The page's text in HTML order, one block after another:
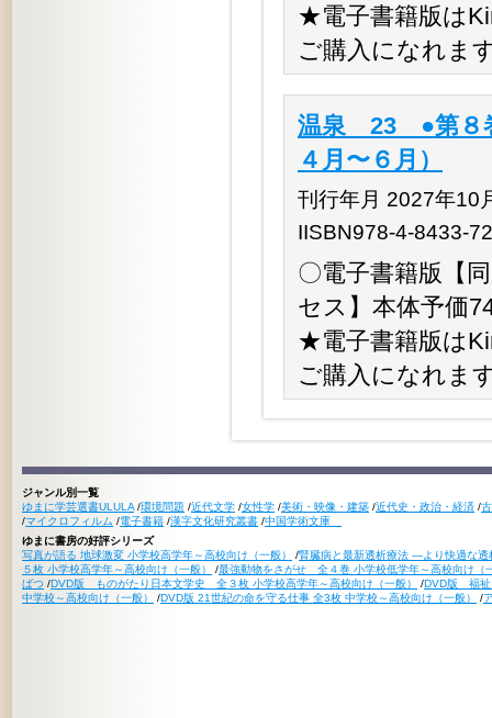
★電子書籍版は
ご購入になれま
温泉 23 ●第８巻
４月〜６月）
刊行年月 2027年10
IISBN978-4-8433-
〇電子書籍版【
セス】本体予価
★電子書籍版は
ご購入になれま
ジャンル別一覧
ゆまに学芸選書ULULA /環境問題 /近代文学 /女性学 /美術・映像・建築 /近代史・政治・経済 /
/マイクロフィルム /電子書籍 /漢字文化研究叢書 /中国学術文庫
ゆまに書房の好評シリーズ
写真が語る 地球激変 小学校高学年～高校向け（一般）
/腎臓病と最新透析療法 ―より快適な
５枚 小学校高学年～高校向け（一般）
/最強動物をさがせ 全４巻 小学校低学年～高校向け（
ばつ /DVD版 ものがたり日本文学史 全３枚 小学校高学年～高校向け（一般） /DVD版 福祉
中学校～高校向け（一般）
/DVD版 21世紀の命を守る仕事 全3枚 中学校～高校向け（一般） /